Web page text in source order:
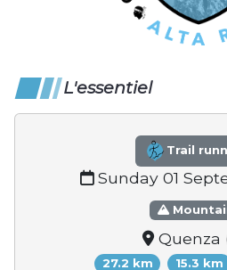
L'essentiel
Trail
Sunday 01
Quenza
27.2 km 15.3 km